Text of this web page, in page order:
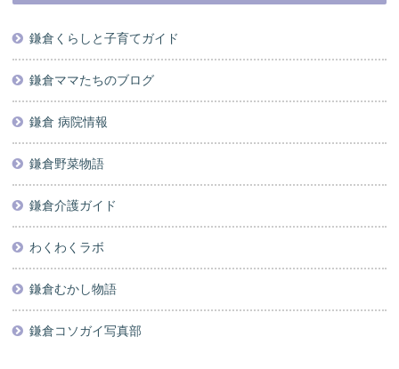
鎌倉くらしと子育てガイド
鎌倉ママたちのブログ
鎌倉 病院情報
鎌倉野菜物語
鎌倉介護ガイド
わくわくラボ
鎌倉むかし物語
鎌倉コソガイ写真部